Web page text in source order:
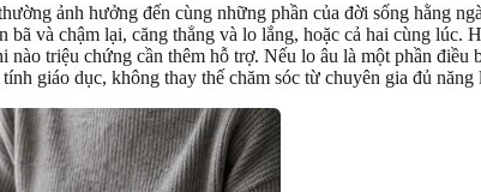
ảnh hưởng đến cùng những phần của đời sống hằng
và chậm lại, căng thẳng và lo lắng, hoặc cả hai cùng
triệu chứng cần thêm hỗ trợ. Nếu lo âu là một phần điều
giáo dục, không thay thế chăm sóc từ chuyên gia đủ năng